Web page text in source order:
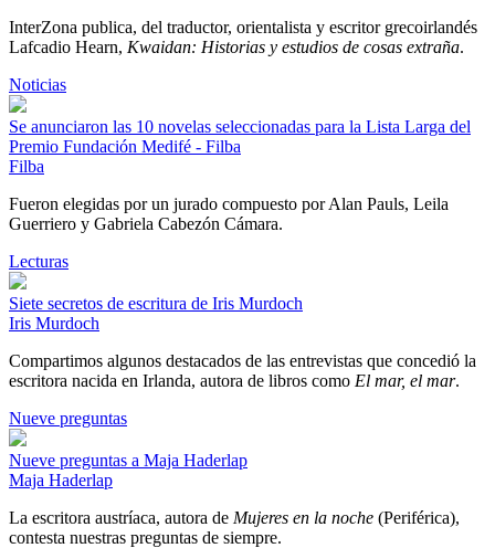
InterZona publica, del traductor, orientalista y escritor grecoirlandés
Lafcadio Hearn, Kwaidan: Historias y estudios de cosas extraña.
Noticias
Se anunciaron las 10 novelas seleccionadas para la Lista Larga del
Premio Fundación Medifé - Filba
Filba
Fueron elegidas por un jurado compuesto por Alan Pauls, Leila
Guerriero y Gabriela Cabezón Cámara.
Lecturas
Siete secretos de escritura de Iris Murdoch
Iris Murdoch
Compartimos algunos destacados de las entrevistas que concedió la
escritora nacida en Irlanda, autora de libros como El mar, el mar.
Nueve preguntas
Nueve preguntas a Maja Haderlap
Maja Haderlap
La escritora austríaca, autora de Mujeres en la noche (Periférica),
contesta nuestras preguntas de siempre.